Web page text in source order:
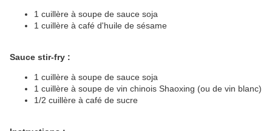
1 cuillère à soupe de sauce soja
1 cuillère à café d'huile de sésame
Sauce stir-fry :
1 cuillère à soupe de sauce soja
1 cuillère à soupe de vin chinois Shaoxing (ou de vin blanc)
1/2 cuillère à café de sucre